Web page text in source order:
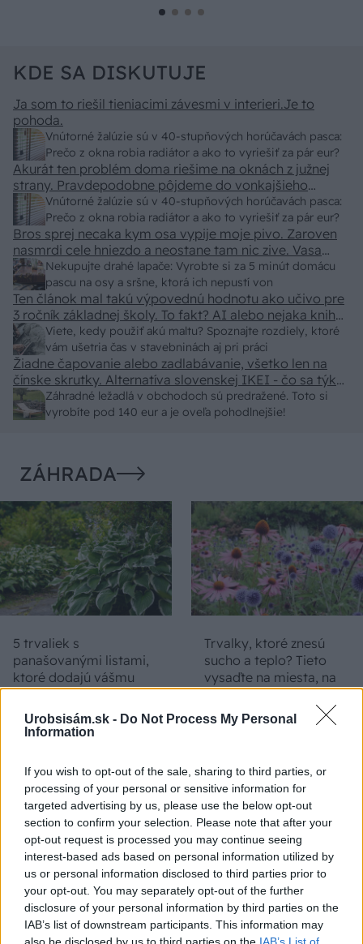
Urobsisám.sk - Do Not Process My Personal
Information
If you wish to opt-out of the sale, sharing to third parties, or
processing of your personal or sensitive information for
targeted advertising by us, please use the below opt-out
section to confirm your selection. Please note that after your
opt-out request is processed you may continue seeing
interest-based ads based on personal information utilized by
us or personal information disclosed to third parties prior to
your opt-out. You may separately opt-out of the further
disclosure of your personal information by third parties on the
IAB’s list of downstream participants. This information may
KDE SA DISKUTUJE
Vnútorné žalúzie sú v 40-stupňových horúčavách pasca:
Prečo z okna robia radiátor a ako to vyriešiť za pár eur?
Ja som to riešil tieniacimi závesmi v interieri.Je to
pohoda.
Vnútorné žalúzie sú v 40-stupňových horúčavách pasca:
Prečo z okna robia radiátor a ako to vyriešiť za pár eur?
Akurát ten problém doma riešime na oknách z južnej
strany. Pravdepodobne pôjdeme do vonkajšieho
tienenia na spôsob markízy 250x150cm. Čínsky
predajcovia idú okolo 100 eur kus.
Nekupujte drahé lapače: Vyrobte si za 5 minút domácu
pascu na osy a sršne, ktorá ich nepustí von
Bros sprej necaka kym osa vypije moje pivo. Zaroven
nasmrdi cele hniezdo a neostane tam nic zive. Vasa
pasca naucinke moc efektivne. Skor pritiahne slimaky
Viete, kedy použiť akú maltu? Spoznajte rozdiely, ktoré
vám ušetria čas v stavebninách aj pri práci
Ten článok mal takú výpovednú hodnotu ako učivo pre
3 ročník základnej školy. To fakt? AI alebo nejaka kniha
z VŠ? Dnešné rychlotvrdnuce malty - pevnosť 40 Mpa a
doba schnutia tak 15 minut , k tomu vodotesné s
kryštálikou. A rozdiel - schnutie a zretie. Nič?
Záhradné ležadlá v obchodoch sú predražené. Toto si
vyrobíte pod 140 eur a je oveľa pohodlnejšie!
Žiadne čapovanie alebo zadlabávanie, všetko len na
čínske skrutky. Alternatíva slovenskej IKEI - čo sa týka
pevnosti. Autor si nedal veľa námahy s remeselným
spracovaním, škoda. No lepšie než ten odpad z DTD
ZÁHRADA
5 trvaliek s
panašovanými listami,
ktoré dodajú vášmu
záhonu celosezónny
šmrnc
Trvalky, ktoré znesú
sucho a teplo? Tieto
vysaďte na miesta, na
ktoré slnko svieti celý
deň
Nemusí to byť len
levanduľa! 7 fialových
krások, ktoré rozžiaria
vašu záhradu
Môže aspirín zachrániť
ochabnuté izbové
rastliny? Pravda vás
možno prekvapí